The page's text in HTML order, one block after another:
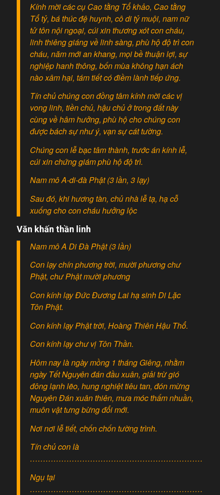
Kính mời các cụ Cao tằng Tổ khảo, Cao tằng
Tổ tỷ, bá thúc đệ huynh, cô di tỷ muội, nam nữ
tử tôn nội ngoại, cúi xin thương xót con cháu,
linh thiêng giáng về linh sàng, phù hộ độ trì con
cháu, năm mới an khang, mọi bề thuận lợi, sự
nghiệp hanh thông, bốn mùa không hạn ách
nào xâm hại, tám tiết có điềm lành tiếp ứng.
Tín chủ chúng con đồng tâm kính mời các vị
vong linh, tiền chủ, hậu chủ ở trong đất này
cùng về hâm hưởng, phù hộ cho chúng con
được bách sự như ý, vạn sự cát tường.
Chúng con lễ bạc tâm thành, trước án kính lễ,
cúi xin chứng giám phù hộ độ trì.
Nam mô A-di-đà Phật (3 lần, 3 lạy)
Sau đó, khi hương tàn, chủ nhà lễ tạ, hạ cỗ
xuống cho con cháu hưởng lộc
Văn khấn thần linh
Nam mô A Di Đà Phật (3 lần)
Con lạy chín phương trời, mười phương chư
Phật, chư Phật mười phương
Con kính lạy Đức Đương Lai hạ sinh Di Lặc
Tôn Phật.
Con kính lạy Phật trời, Hoàng Thiên Hậu Thổ.
Con kính lạy chư vị Tôn Thần.
Hôm nay là ngày mồng 1 tháng Giêng, nhằm
ngày Tết Nguyên đán đầu xuân, giải trừ gió
đông lạnh lẽo, hung nghiệt tiêu tan, đón mừng
Nguyên Đán xuân thiên, mưa móc thấm nhuần,
muôn vật tưng bừng đổi mới.
Nơi nơi lễ tiết, chốn chốn tường trình.
Tín chủ con là
Ngụ tại